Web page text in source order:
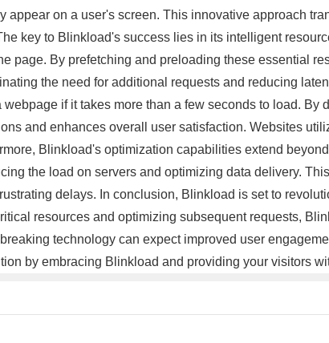
appear on a user's screen. This innovative approach
key to Blinkload's success lies in its intelligent
page. By prefetching and preloading these essential
the need for additional requests and reducing
if it takes more than a few seconds to load.
and enhances overall user satisfaction. Websites
Blinkload's optimization capabilities extend
the load on servers and optimizing data delivery.
delays. In conclusion, Blinkload is set to
resources and optimizing subsequent requests,
technology can expect improved user
by embracing Blinkload and providing your visitors